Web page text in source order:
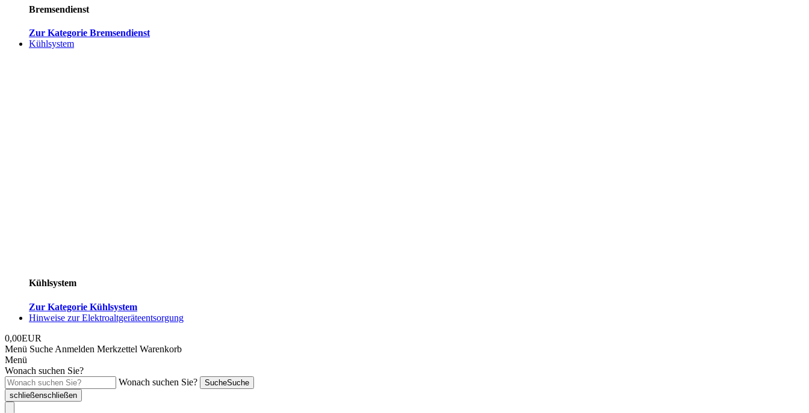
Bremsendienst
Zur Kategorie Bremsendienst
Kühlsystem
Kühlsystem
Zur Kategorie Kühlsystem
Hinweise zur Elektroaltgeräteentsorgung
0,00EUR
Menü Suche Anmelden Merkzettel Warenkorb
Menü
Wonach suchen Sie?
Wonach suchen Sie?
SucheSuche
schließenschließen